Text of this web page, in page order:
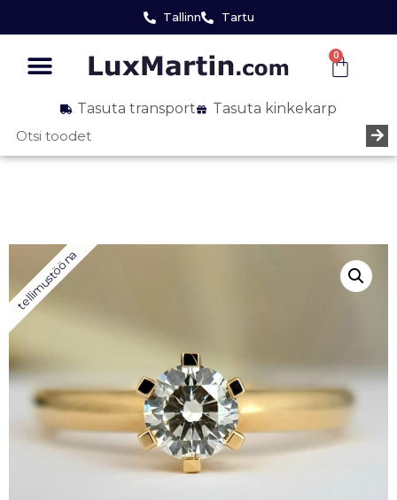
Tallinn Tartu
0
Tasuta transport Tasuta kinkekarp
tellimustööna